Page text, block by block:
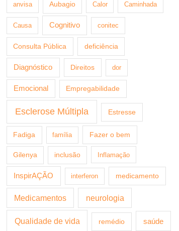
anvisa Aubagio Calor Caminhada
Causa Cognitivo conitec
Consulta Pública deficiência
Diagnóstico Direitos dor
Emocional Empregabilidade
Esclerose Múltipla Estresse
Fadiga família Fazer o bem
Gilenya inclusão Inflamação
InspirAÇÃO interferon medicamento
Medicamentos neurologia
Qualidade de vida remédio saúde